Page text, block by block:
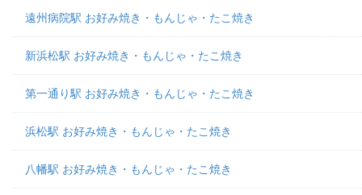
遠州病院駅 お好み焼き・もんじゃ・たこ焼き
新浜松駅 お好み焼き・もんじゃ・たこ焼き
第一通り駅 お好み焼き・もんじゃ・たこ焼き
浜松駅 お好み焼き・もんじゃ・たこ焼き
八幡駅 お好み焼き・もんじゃ・たこ焼き